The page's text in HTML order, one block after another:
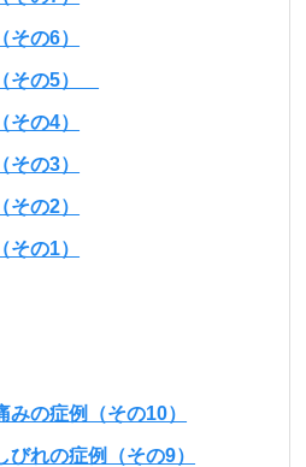
の6）
その5）
の4）
の3）
の2）
の1）
の症例（その10）
れの症例（その9）